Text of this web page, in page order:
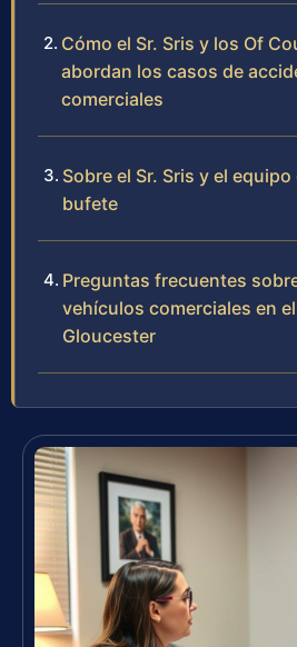
Cómo el Sr. Sris y los Of
abordan los casos de
comerciales
Sobre el Sr. Sris y el
bufete
Preguntas frecuentes
vehículos comerciales en
Gloucester